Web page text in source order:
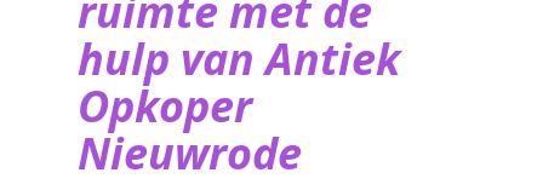
hulp van ​Antiek
Opkoper
Nieuwrode